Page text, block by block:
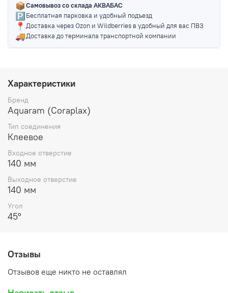
📦Самовывоз со склада АКВАБАС
🅿️ Бесплатная парковка и удобный подъезд
📍 Доставка через Ozon и Wildberries в удобный для вас ПВЗ
🚚Доставка до терминала транспортной компании
Характеристики
Бренд
Aquaram (Coraplax)
Тип соединения
Клеевое
Входное отверстие
140 мм
Выходное отверстие
140 мм
Угол
45°
Отзывы
Отзывов еще никто не оставлял